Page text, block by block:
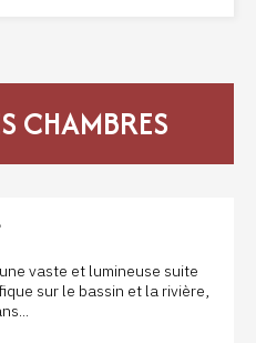
CHAMBRES
vaste et lumineuse suite
sur le bassin et la rivière,